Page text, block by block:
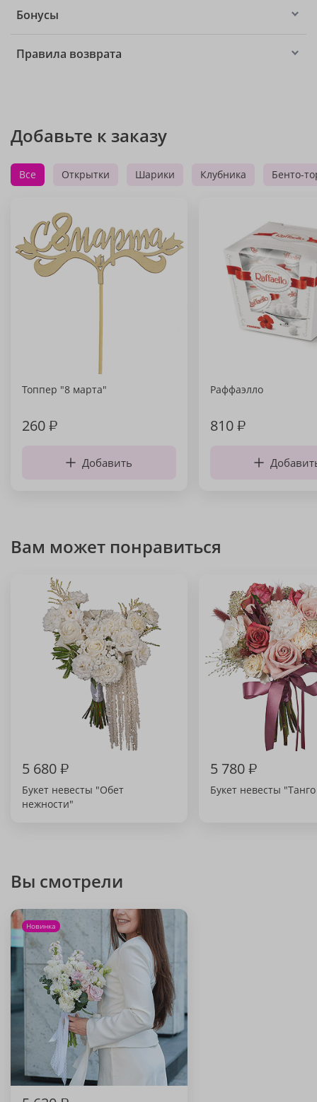
Бонусы
Правила возврата
Добавьте к заказу
Все Открытки Шарики Клубника Бенто-
Топпер "8 марта"
260₽
Добавить
Раффаэлло
810₽
Вам может понравиться
5 680₽
Букет невесты "Обет
нежности"
5 780₽
Букет невесты
Вы смотрели
Новинка